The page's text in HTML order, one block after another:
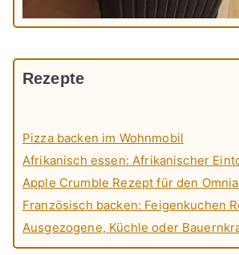
Rezepte
Pizza backen im Wohnmobil
Afrikanisch essen: Afrikanischer
Apple Crumble Rezept für den
Französisch backen: Feigenkuchen
Ausgezogene, Küchle oder